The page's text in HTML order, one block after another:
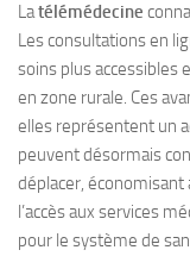
Latélémédecine
Les consultations en
soins plus accessibles
en zone rurale. Ces
elles représentent un
peuvent désormais
déplacer,
l’accès aux services
pour le système de